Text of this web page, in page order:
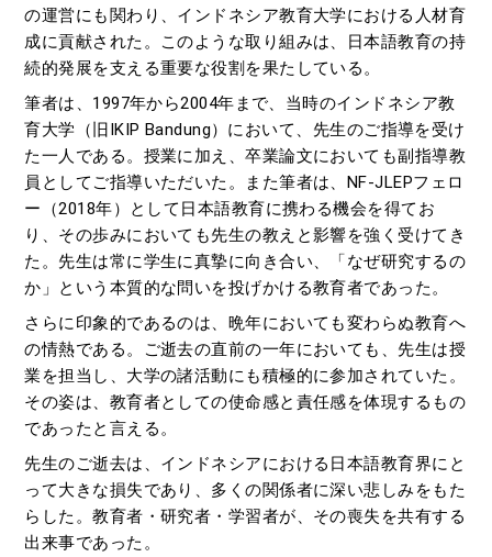
の運営にも関わり、インドネシア教育大学における人材育
成に貢献された。このような取り組みは、日本語教育の持
続的発展を支える重要な役割を果たしている。
筆者は、1997年から2004年まで、当時のインドネシア教
育大学（旧IKIP Bandung）において、先生のご指導を受け
た一人である。授業に加え、卒業論文においても副指導教
員としてご指導いただいた。また筆者は、NF-JLEPフェロ
ー（2018年）として日本語教育に携わる機会を得てお
り、その歩みにおいても先生の教えと影響を強く受けてき
た。先生は常に学生に真摯に向き合い、「なぜ研究するの
か」という本質的な問いを投げかける教育者であった。
さらに印象的であるのは、晩年においても変わらぬ教育へ
の情熱である。ご逝去の直前の一年においても、先生は授
業を担当し、大学の諸活動にも積極的に参加されていた。
その姿は、教育者としての使命感と責任感を体現するもの
であったと言える。
先生のご逝去は、インドネシアにおける日本語教育界にと
って大きな損失であり、多くの関係者に深い悲しみをもた
らした。教育者・研究者・学習者が、その喪失を共有する
出来事であった。